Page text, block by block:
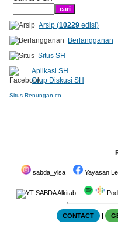
Arsip (10229edisi)
Berlangganan
Situs SH
Aplikasi SH
Grup Diskusi SH
Situs Renungan.co
sabda_ylsa Yayasan
SABDA Alkitab
CONTACT |